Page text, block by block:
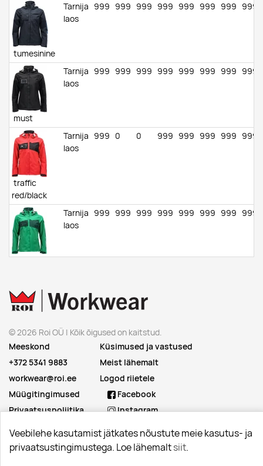
tumesinine
Tarnija
laos
999 999 999 999 999 999 999 999
must
Tarnija
laos
999 999 999 999 999 999 999 999
traffic
red/black
Tarnija
laos
999 0 0 999 999 999 999 999
grass
Tarnija
laos
999 999 999 999 999 999 999 999
azure
blue/dark
navy
laos
© 2026 Roi OÜ | Kõik õigused on kaitstud.
Meeskond
+372 5341 9883
workwear@roi.ee
Küsimused ja vastused
Meist lähemalt
Logod riietele
Müügitingimused
Privaatsuspoliitika
Facebook
Instagram
Veebilehe kasutamist jätkates nõustute meie kasutus- ja
privaatsustingimustega. Loe lähemaltsiit.